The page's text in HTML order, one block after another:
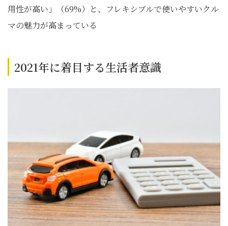
用性が高い」（69%）と、フレキシブルで使いやすいクル
マの魅力が高まっている
2021年に着目する生活者意識